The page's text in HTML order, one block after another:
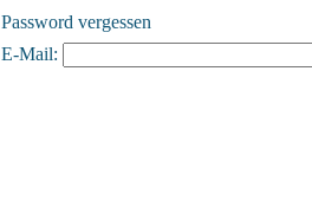
Password vergessen
E-Mail: